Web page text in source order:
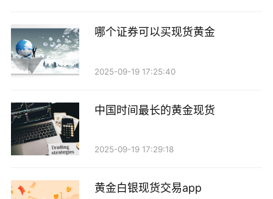
可能暗示短期内价格将回调。
三、基本面因素
1. 美联储政策动向：美联储的利率决策将对黄金价
格产生直接影响。如果美联储继续维持低利率政策，黄
2. 全球经济数据：各国经济数据的发布，尤其是美
哪个证券可以买现货黄金
2025-09-19 17:25:40
中国时间最长的黄金现货
2025-09-19 17:29:18
黄金白银现货交易app